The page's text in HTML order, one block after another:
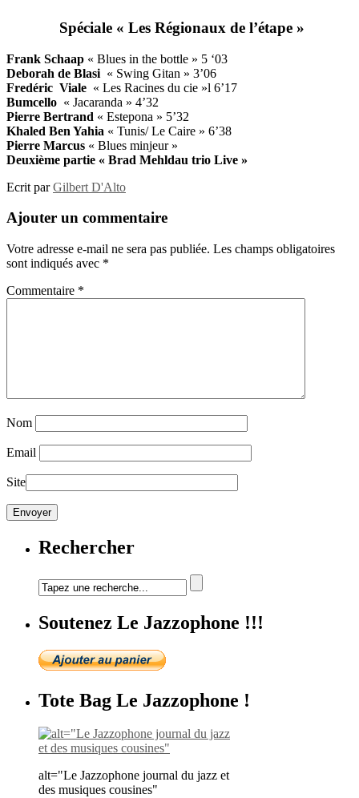
Spéciale « Les Régionaux de l’étape »
Frank Schaap « Blues in the bottle » 5 ‘03
Deborah de Blasi « Swing Gitan » 3’06
Fredéric Viale « Les Racines du cie »l 6’17
Bumcello « Jacaranda » 4’32
Pierre Bertrand « Estepona » 5’32
Khaled Ben Yahia « Tunis/ Le Caire » 6’38
Pierre Marcus « Blues minjeur »
Deuxième partie « Brad Mehldau trio Live »
Ecrit parGilbert D'Alto
Ajouter un commentaire
Votre adresse e-mail ne sera pas publiée. Les champs obligatoires
sont indiqués avec *
Commentaire *
Nom
Email
Site
Rechercher
Soutenez Le Jazzophone !!!
Tote Bag Le Jazzophone !
alt="Le Jazzophone journal du jazz et
des musiques cousines"